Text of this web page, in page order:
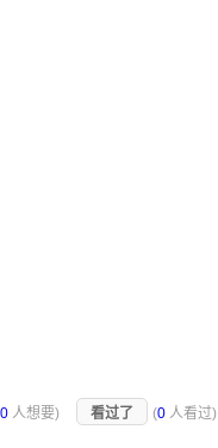
0 人想要) 看过了 (0 人看过